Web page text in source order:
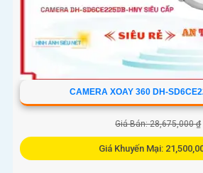
CAMERA XOAY 360 DH-
Giá Bán: 28,675,000 ₫
Giá Khuyến Mại: